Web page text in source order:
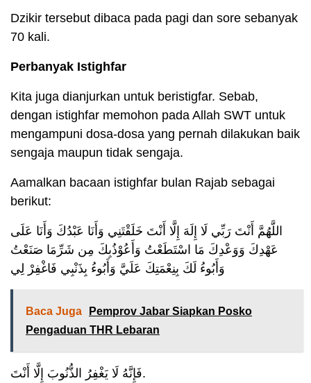
Dzikir tersebut dibaca pada pagi dan sore sebanyak
70 kali.
Perbanyak Istighfar
Kita juga dianjurkan untuk beristigfar. Sebab,
dengan istighfar memohon pada Allah SWT untuk
mengampuni dosa-dosa yang pernah dilakukan baik
sengaja maupun tidak sengaja.
Aamalkan bacaan istighfar bulan Rajab sebagai
berikut:
اللَّهُمَّ أَنْتَ رَبِّي لَا إِلَهَ إِلَّا أَنْتَ خَلَقْتَنِي وَأَنَا عَبْدُكَ وَأَنَا عَلَى
عَهْدِكَ وَوَعْدِكَ مَا اسْتَطَعْتُ وَأَعُوْذُبِكَ مِن شَرِّمَا صَنَعْتُ
وَأَبُوءُ لَكَ بِنِعْمَتِكَ عَلَيَّ وَأَبُوءُ بِذَنْبِي فَاغْفِرْ لِي
Baca Juga
Pemprov Jabar Siapkan Posko
Pengaduan THR Lebaran
فَإِنَّهُ لَا يَغْفِرُ الذُّنُوبَ إِلَّا أَنْتَ.